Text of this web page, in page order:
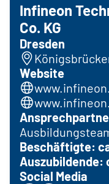
Infineon
Co. KG
Dresden
Website
Beschäftigte:
Auszubildende:
Social Media